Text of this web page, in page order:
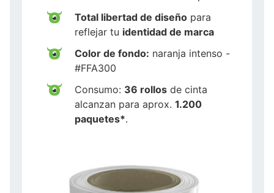
Total libertad de diseño para
reflejar tu identidad de marca
Color de fondo: naranja intenso -
#FFA300
Consumo: 36 rollos de cinta
alcanzan para aprox. 1.200
paquetes*.